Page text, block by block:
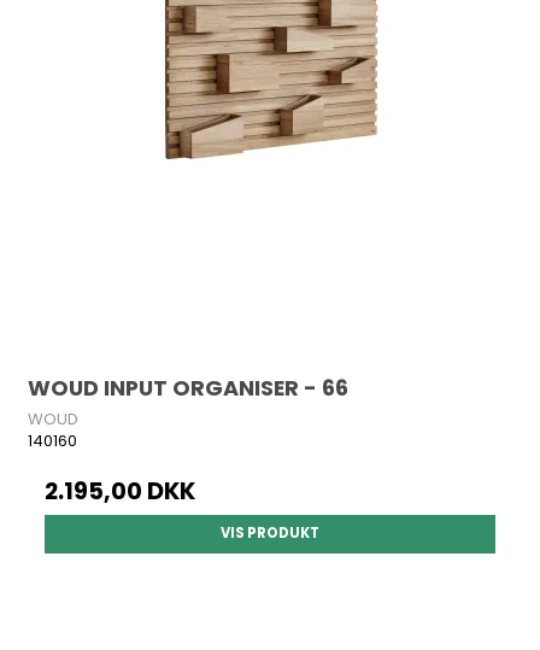
WOUD INPUT ORGANISER - 66
WOUD
140160
2.195,00 DKK
VIS PRODUKT